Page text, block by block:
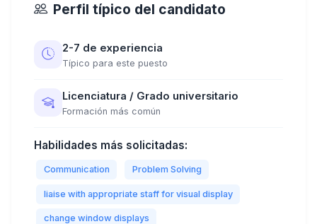
Perfil típico del candidato
2-7 de experiencia
Típico para este puesto
Licenciatura / Grado universitario
Formación más común
Habilidades más solicitadas:
Communication Problem Solving
liaise with appropriate staff for visual display
change window displays